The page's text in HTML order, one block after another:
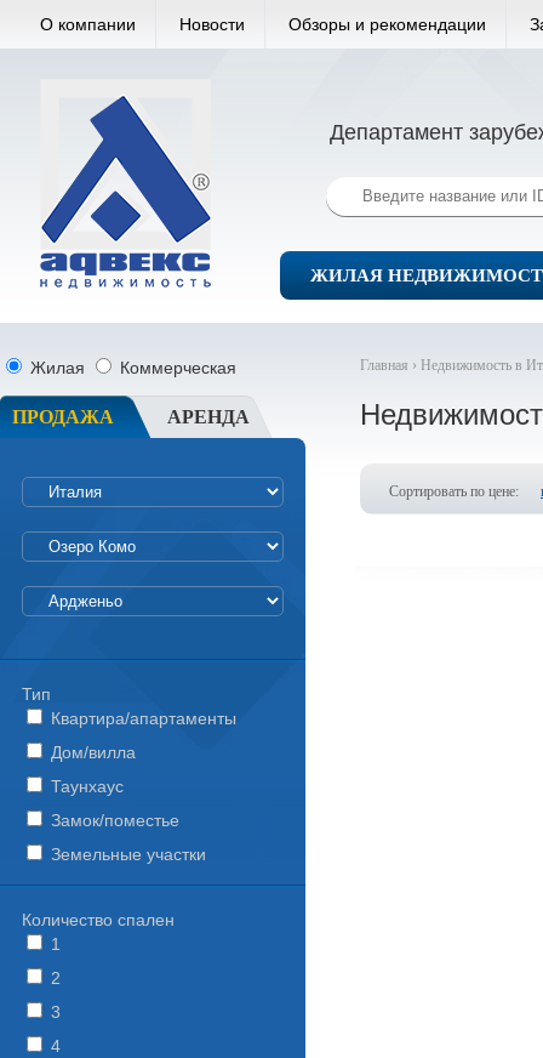
О компании Новости Обзоры и рекомендации
Департамент
ЖИЛАЯ
Главная › Недвижимость в
Сортировать по цене:
Жилая Коммерческая
ПРОДАЖА АРЕНДА
Тип
Квартира/апартаменты
Дом/вилла
Таунхаус
Замок/поместье
Земельные участки
Количество спален
1
2
3
4